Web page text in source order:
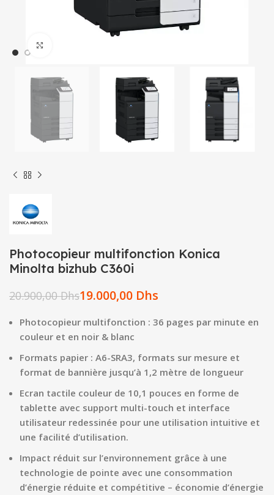
Photocopieur multifonction Konica
Minolta bizhub C360i
20.900,00Dhs19.000,00 Dhs
Photocopieur multifonction : 36 pages par minute en
couleur et en noir & blanc
Formats papier : A6-SRA3, formats sur mesure et
format de bannière jusqu’à 1,2 mètre de longueur
Ecran tactile couleur de 10,1 pouces en forme de
tablette avec support multi-touch et interface
utilisateur redessinée pour une utilisation intuitive et
une facilité d’utilisation.
Impact réduit sur l’environnement grâce à une
technologie de pointe avec une consommation
d’énergie réduite et compétitive – économie d’énergie